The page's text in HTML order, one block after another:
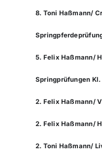
8. Toni Haßmann/
5. Felix Haßmann/
Springprüfungen Kl.
2. Felix Haßmann/
2. Felix Haßmann/
2. Toni Haßmann/